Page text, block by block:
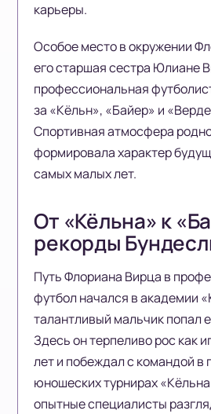
карьеры.
Особое место в окружении
его старшая сестра Юлиане
профессиональная
за «Кёльн», «Байер» и
Спортивная атмосфера
формировала характер
самых малых лет.
От «Кёльна» к
рекорды
Путь Флориана Вирца в
футбол начался в академии
талантливый мальчик попал
Здесь он терпеливо рос как
лет и побеждал с командой в
юношеских турнирах
опытные специалисты